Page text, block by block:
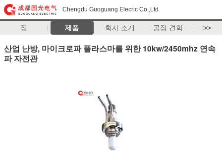
Chengdu Guoguang Elecric Co.,Ltd
집 제품 회사 소개 공장 견학 >>
산업 난방, 마이크로파 플라스마를 위한 10kw/2450mhz 연속
파 자전관